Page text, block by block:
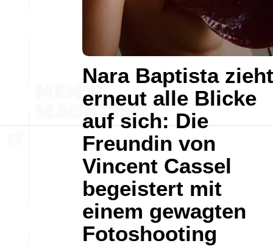
Nara Baptista zieht
erneut alle Blicke
auf sich: Die
Freundin von
Vincent Cassel
begeistert mit
einem gewagten
Fotoshooting